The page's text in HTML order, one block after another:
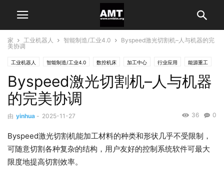
家 工业机器人 智能制造/工业4.0
Byspeed激光切割机–人与机器的完
美协调
工业机器人 智能制造/工业4.0 数控机床 加工中心 行业应用 能源重工
Byspeed激光切割机–人与机器
的完美协调
由 yinhua - 2025-11-27 0
36
Byspeed激光切割机能加工材料的种类和形状几乎不受限制，
可随意切割各种复杂的结构，用户友好的控制系统软件可最大
限度地提高切割效率。